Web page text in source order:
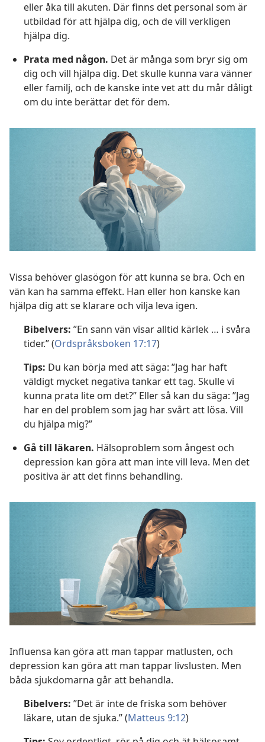
eller åka till akuten. Där finns det personal som är
utbildad för att hjälpa dig, och de vill verkligen
hjälpa dig.
Prata med någon. Det är många som bryr sig om
dig och vill hjälpa dig. Det skulle kunna vara vänner
eller familj, och de kanske inte vet att du mår dåligt
om du inte berättar det för dem.
Vissa behöver glasögon för att kunna se bra. Och en
vän kan ha samma effekt. Han eller hon kanske kan
hjälpa dig att se klarare och vilja leva igen.
Bibelvers: ”En sann vän visar alltid kärlek … i svåra
tider.” (Ordspråksboken 17:17)
Tips: Du kan börja med att säga: ”Jag har haft
väldigt mycket negativa tankar ett tag. Skulle vi
kunna prata lite om det?” Eller så kan du säga: ”Jag
har en del problem som jag har svårt att lösa. Vill
du hjälpa mig?”
Gå till läkaren. Hälsoproblem som ångest och
depression kan göra att man inte vill leva. Men det
positiva är att det finns behandling.
Influensa kan göra att man tappar matlusten, och
depression kan göra att man tappar livslusten. Men
båda sjukdomarna går att behandla.
Bibelvers: ”Det är inte de friska som behöver
läkare, utan de sjuka.” (Matteus 9:12)